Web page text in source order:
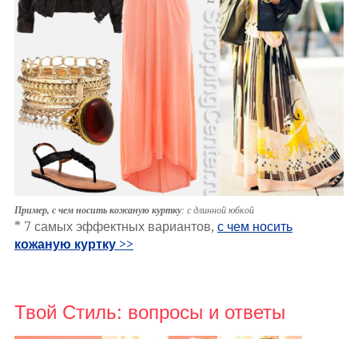
Пример, с чем носить кожаную куртку: с длинной юбкой
* 7 самых эффектных вариантов, с чем носить
кожаную куртку >>
Твой Стиль: вопросы и ответы